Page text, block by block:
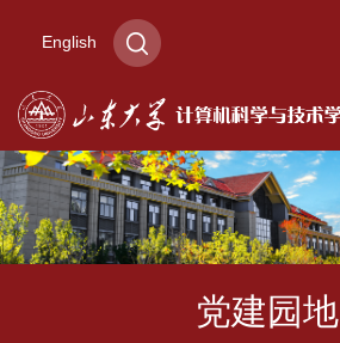
English
党建园地